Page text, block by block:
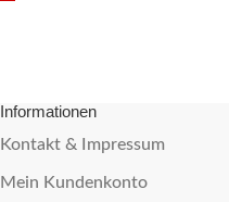
Informationen
Kontakt & Impressum
Mein Kundenkonto